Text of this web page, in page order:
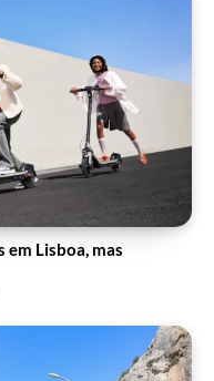
Lisboa, mas